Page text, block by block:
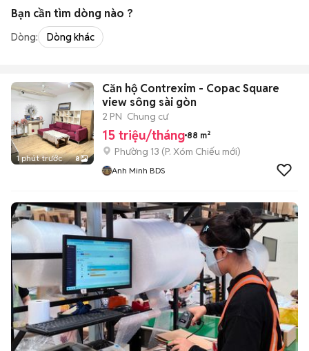
Bạn cần tìm dòng nào ?
Dòng: Dòng khác
1 phút trước 8
Căn hộ Contrexim - Copac Square
view sông sài gòn
2 PN Chung cư
15 triệu/tháng 88 m²
Phường 13 (P. Xóm Chiếu mới)
Anh Minh BDS